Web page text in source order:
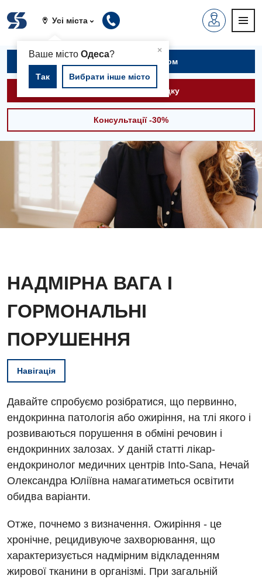
Усі міста
×
Ваше містоОдеса?
Так Вибрати інше місто
Записатися на прийом
Викликати швидку
Консультації -30%
НАДМІРНА ВАГА І
ГОРМОНАЛЬНІ
ПОРУШЕННЯ
Навігація
Давайте спробуємо розібратися, що первинно,
ендокринна патологія або ожиріння, на тлі якого і
розвиваються порушення в обміні речовин і
ендокринних залозах. У даній статті лікар-
ендокринолог медичних центрів Into-Sana, Нечай
Олександра Юліївна намагатиметься освітити
обидва варіанти.
Отже, почнемо з визначення. Ожиріння - це
хронічне, рецидивуюче захворювання, що
характеризується надмірним відкладенням
жирової тканини в організмі. При загальній